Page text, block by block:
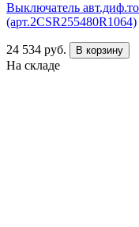
Выключатель
(арт.2CSR255480R1064)
24 534 руб. В корзину
На складе